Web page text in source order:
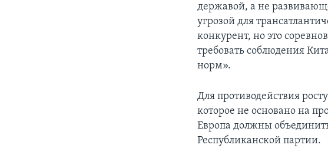
державой, а не
угрозой для
конкурент, но это
требовать соблюдения
норм».
Для противодействия
которое не основано на
Европа должны
Республиканской партии.